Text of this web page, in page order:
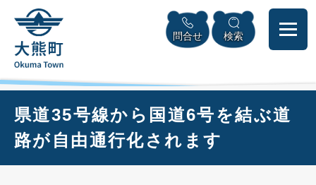
頭
メニューを飛ばして本文へ
問合せ 検索
県道35号線から国道6号を結ぶ道
路が自由通行化されます